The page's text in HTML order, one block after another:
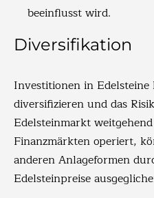
beeinflusst wird.
Diversifikation
Investitionen in
diversifizieren und das
Edelsteinmarkt
Finanzmärkten operiert,
anderen Anlageformen
Edelsteinpreise